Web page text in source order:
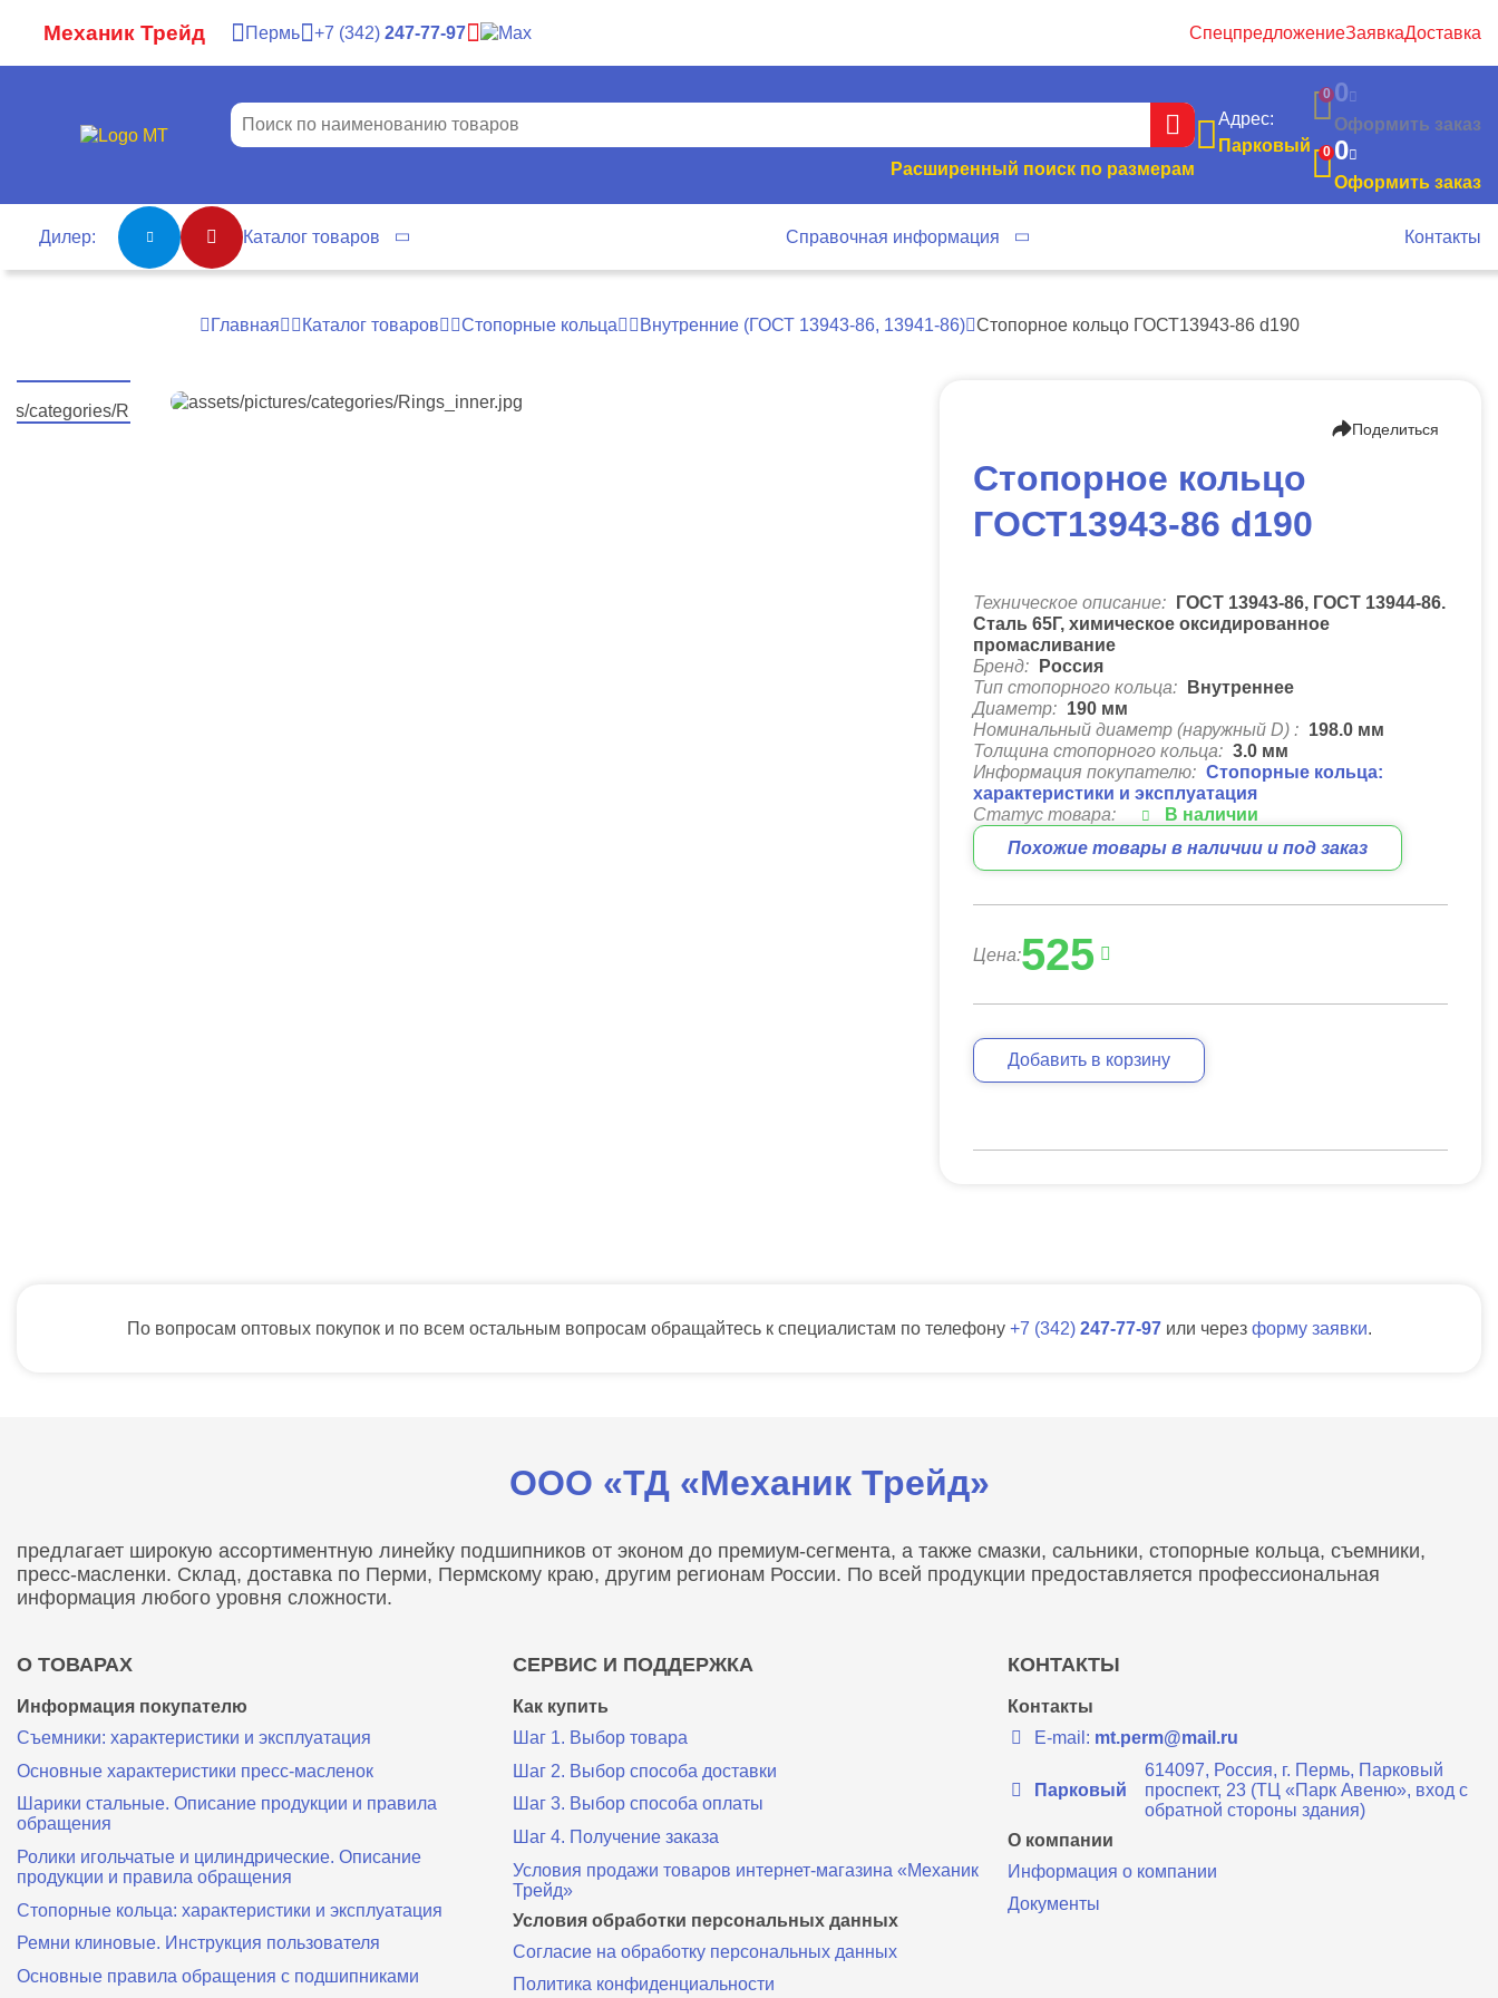
Механик Трейд Пермь 7 342 247-77-97 СпецпредложениеЗаявкаДоставка
Расширенный поиск по размерам
Адрес:
Парковый
0 0
Оформить заказ
0 0
Оформить заказ
Дилер: Каталог товаров Справочная информация Контакты
Главная Каталог товаров Стопорные кольца Внутренние (ГОСТ 13943-86, 13941-86) Стопорное кольцо ГОСТ13943-86 d190
Поделиться
Стопорное кольцо
ГОСТ13943-86 d190
Техническое описание:
ГОСТ 13943-86, ГОСТ 13944-86.
Сталь 65Г, химическое оксидированное
промасливание
Бренд:
Россия
Тип стопорного кольца:
Внутреннее
Диаметр: 190 мм
Номинальный диаметр (наружный D) : 198.0 мм
Толщина стопорного кольца: 3.0 мм
Информация покупателю: Стопорные кольца:
характеристики и эксплуатация
Статус товара:
В наличии
Похожие товары в наличии и под заказ
Цена:525
Добавить в корзину
По вопросам оптовых покупок и по всем остальным вопросам обращайтесь к специалистам по телефону 7 342 247-77-97 или через форму заявки.
ООО «ТД «Механик Трейд»
предлагает широкую ассортиментную линейку подшипников от эконом до премиум-сегмента, а также смазки, сальники, стопорные кольца, съемники,
пресс-масленки. Склад, доставка по Перми, Пермскому краю, другим регионам России. По всей продукции предоставляется профессиональная
информация любого уровня сложности.
О ТОВАРАХ
Информация покупателю
Съемники: характеристики и эксплуатация
Основные характеристики пресс‑масленок
Шарики стальные. Описание продукции и правила
обращения
Ролики игольчатые и цилиндрические. Описание
продукции и правила обращения
Стопорные кольца: характеристики и эксплуатация
Ремни клиновые. Инструкция пользователя
Основные правила обращения с подшипниками
СЕРВИС И ПОДДЕРЖКА
Как купить
Шаг 1. Выбор товара
Шаг 2. Выбор способа доставки
Шаг 3. Выбор способа оплаты
Шаг 4. Получение заказа
Условия продажи товаров интернет-магазина «Механик
Трейд»
Условия обработки персональных данных
Согласие на обработку персональных данных
Политика конфиденциальности
КОНТАКТЫ
Контакты
E-mail: mt.perm@mail.ru
Парковый
614097, Россия, г. Пермь, Парковый
проспект, 23 (ТЦ «Парк Авеню», вход с
обратной стороны здания)
О компании
Информация о компании
Документы